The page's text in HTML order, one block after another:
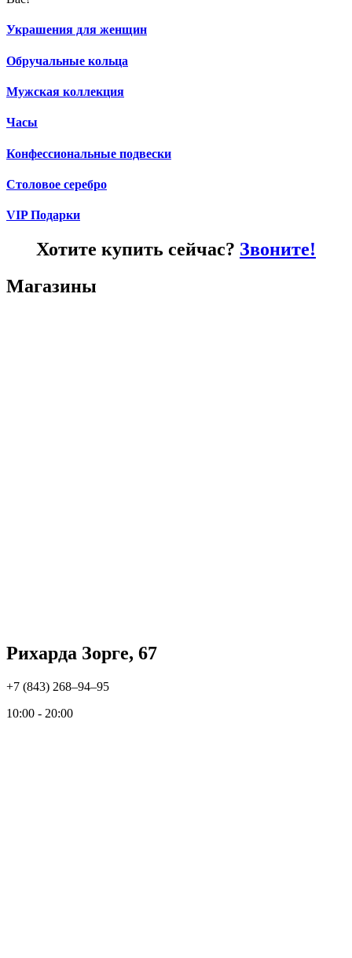
Украшения для женщин
Обручальные кольца
Мужская коллекция
Часы
Конфессиональные подвески
Столовое серебро
VIP Подарки
Хотите купить сейчас? Звоните!
Магазины
Рихарда Зорге, 67
+7 (843) 268‒94‒95
10:00 - 20:00